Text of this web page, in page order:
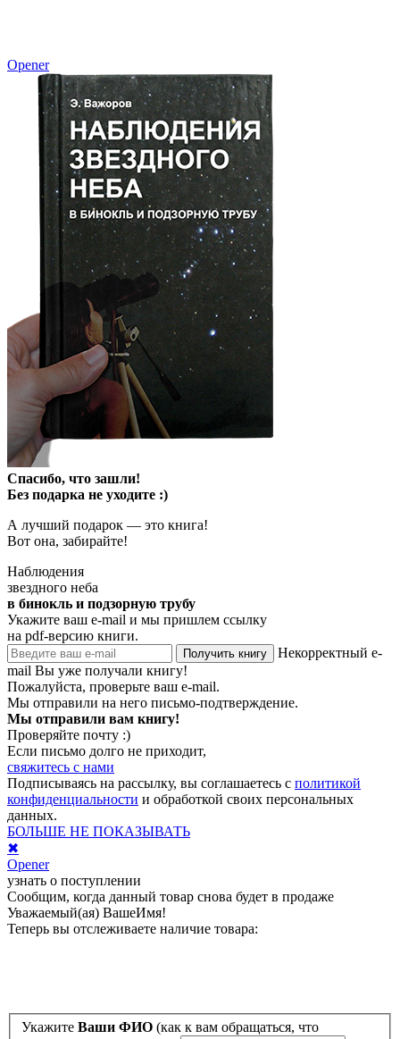
Opener
Спасибо, что зашли!
Без подарка не уходите :)
А лучший подарок — это книга!
Вот она, забирайте!
Наблюдения
звездного неба
в бинокль и подзорную трубу
Укажите ваш e-mail и мы пришлем ссылку
на pdf-версию книги.
Получить книгу
Некорректный e-
mail Вы уже получали книгу!
Пожалуйста, проверьте ваш e-mail.
Мы отправили на него письмо-подтверждение.
Мы отправили вам книгу!
Проверяйте почту :)
Если письмо долго не приходит,
свяжитесь с нами
Подписываясь на рассылку, вы соглашаетесь с политикой
конфиденциальности и обработкой своих персональных
данных.
БОЛЬШЕ НЕ ПОКАЗЫВАТЬ
✖
Opener
узнать о поступлении
Сообщим, когда данный товар снова будет в продаже
Уважаемый(ая) ВашеИмя!
Теперь вы отслеживаете наличие товара:
Укажите Ваши ФИО